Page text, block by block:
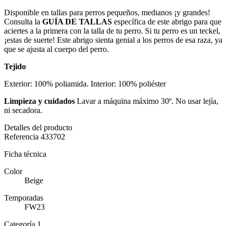
Disponible en tallas para perros pequeños, medianos ¡y grandes!
Consulta la GUÍA DE TALLAS específica de este abrigo para que
aciertes a la primera con la talla de tu perro. Si tu perro es un teckel,
¡estas de suerte! Este abrigo sienta genial a los perros de esa raza, ya
que se ajusta al cuerpo del perro.
Tejido
Exterior: 100% poliamida. Interior: 100% poliéster
Limpieza y cuidados Lavar a máquina máximo 30º. No usar lejía,
ni secadora.
Detalles del producto
Referencia 433702
Ficha técnica
Color
Beige
Temporadas
FW23
Categoría 1